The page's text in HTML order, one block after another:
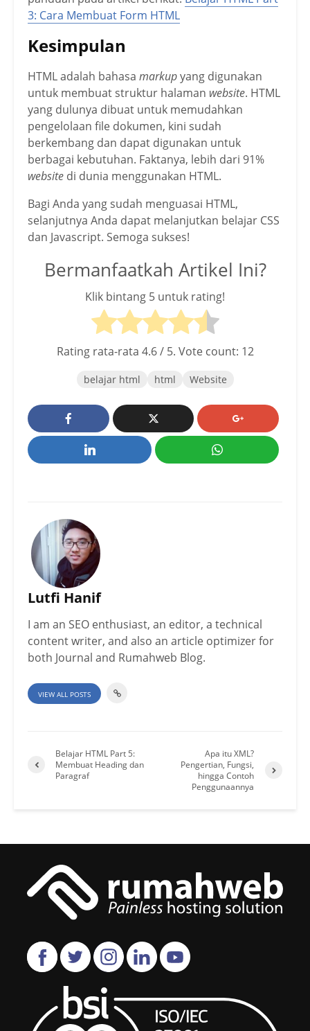
3: Cara Membuat Form HTML
Kesimpulan
HTML adalah bahasa markupyang digunakan
untuk membuat struktur halaman website. HTML
yang dulunya dibuat untuk memudahkan
pengelolaan file dokumen, kini sudah
berkembang dan dapat digunakan untuk
berbagai kebutuhan. Faktanya, lebih dari 91%
website di dunia menggunakan HTML.
Bagi Anda yang sudah menguasai HTML,
selanjutnya Anda dapat melanjutkan belajar CSS
dan Javascript. Semoga sukses!
Bermanfaatkah Artikel Ini?
Klik bintang 5 untuk rating!
Rating rata-rata 4.6/ 5. Vote count: 12
belajar html html Website
Lutfi Hanif
I am an SEO enthusiast, an editor, a technical
content writer, and also an article optimizer for
both Journal and Rumahweb Blog.
VIEW ALL POSTS
Belajar HTML Part 5:
Membuat Heading dan
Paragraf
Apa itu XML?
Pengertian, Fungsi,
hingga Contoh
Penggunaannya